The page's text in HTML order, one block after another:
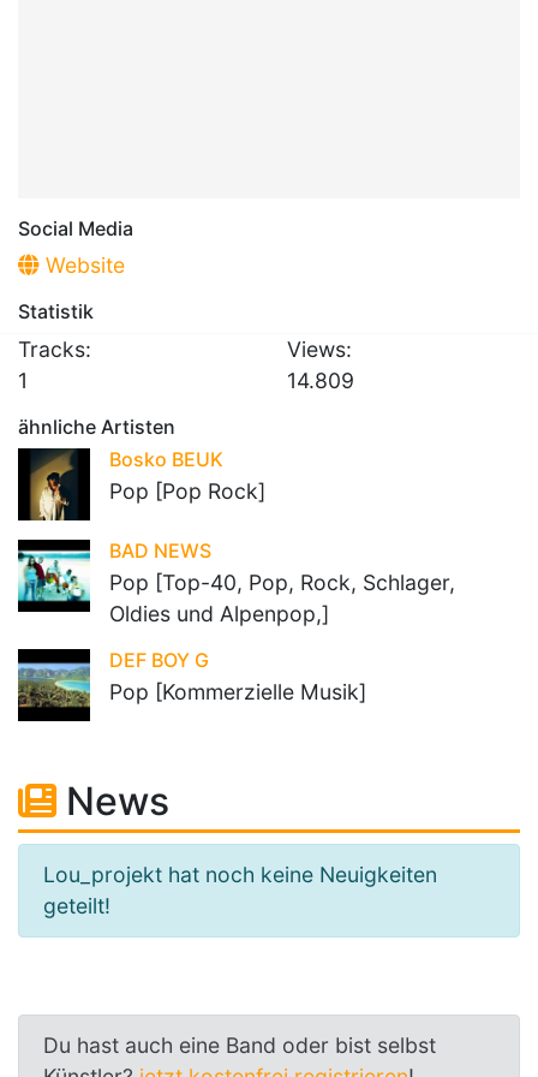
Social Media
Website
Statistik
Tracks:
1
Views:
14.809
ähnliche Artisten
Bosko BEUK
Pop [Pop Rock]
BAD NEWS
Pop [Top-40, Pop, Rock, Schlager,
Oldies und Alpenpop,]
DEF BOY G
Pop [Kommerzielle Musik]
News
Lou_projekt hat noch keine Neuigkeiten
geteilt!
Du hast auch eine Band oder bist selbst